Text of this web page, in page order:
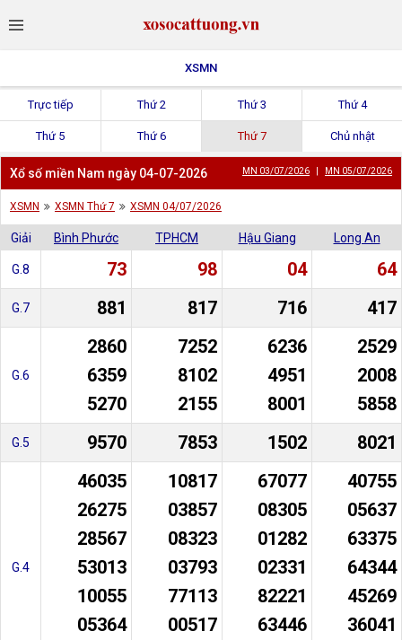
XSMN
Trực tiếp Thứ 2 Thứ 3 Thứ 4
Thứ 5 Thứ 6 Thứ 7 Chủ nhật
Xổ số miền Nam ngày 04-07-2026 MN 03/07/2026 MN 05/07/2026
XSMN XSMN Thứ 7 XSMN 04/07/2026
Giải Bình Phước TPHCM Hậu Giang Long An
G.8 73 98 04 64
G.7 881 817 716 417
G.6
2860
6359
5270
7252
8102
2155
6236
4951
8001
2529
2008
5858
G.5 9570 7853 1502 8021
G.4
46035
26275
28567
53013
10055
05364
10817
03857
08323
03793
77113
00517
67077
08305
01282
02331
82221
63446
40755
05637
63375
64344
45269
36041